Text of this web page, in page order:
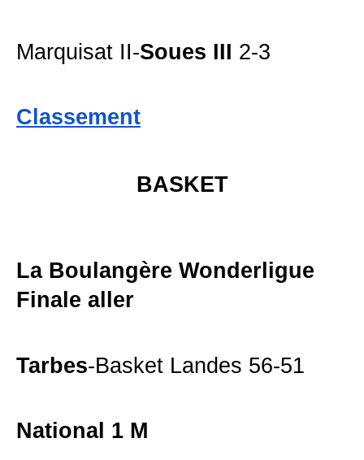
Marquisat II-Soues III 2-3
Classement
BASKET
La Boulangère Wonderligue
Finale aller
Tarbes-Basket Landes 56-51
National 1 M